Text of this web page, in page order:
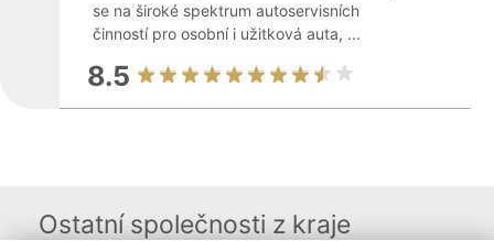
se na široké spektrum autoservisních
činností pro osobní i užitková auta, ...
8.5
Ostatní společnosti z kraje